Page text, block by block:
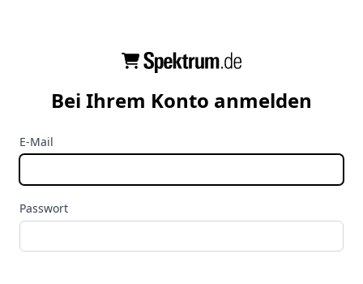
Bei Ihrem Konto anmelden
E-Mail
Passwort